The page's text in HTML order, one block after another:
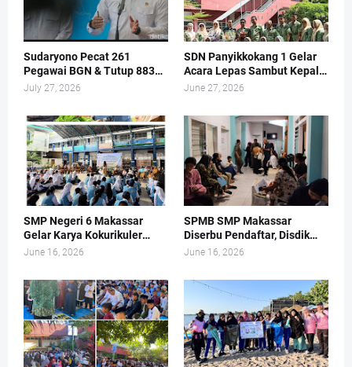
Sudaryono Pecat 261
Pegawai BGN & Tutup 883
Dapur MBG
July 27, 2026
SDN Panyikkokang 1 Gelar
Acara Lepas Sambut Kepala
Sekolah
June 27, 2026
SMP Negeri 6 Makassar
Gelar Karya Kokurikuler
Bertema Pengelolaan
Adiwiyata
June 16, 2026
SPMB SMP Makassar
Diserbu Pendaftar, Disdik
Sampai Buka Layanan di
June 16, 2026